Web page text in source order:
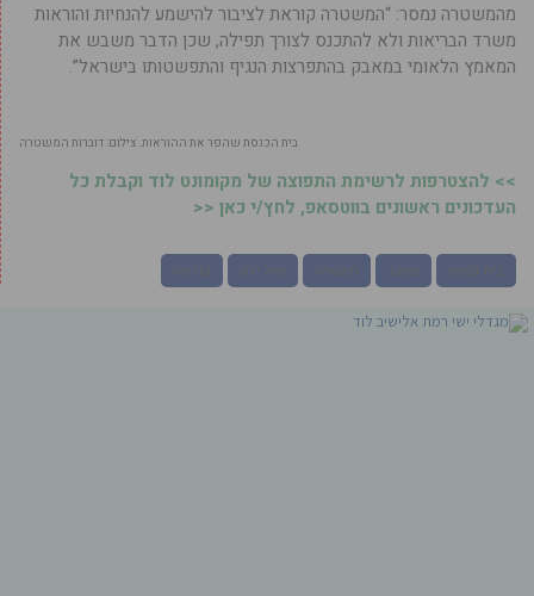
מהמשטרה נמסר: “המשטרה קוראת לציבור להישמע להנחיות והוראות
משרד הבריאות ולא להתכנס לצורך תפילה, שכן הדבר משבש את
המאמץ הלאומי במאבק בהתפרצות הנגיף והתפשטותו בישראל”.
בית הכנסת שהפר את ההוראות. צילום: דוברות המשטרה
>> להצטרפות לרשימת התפוצה של מקומונט לוד וקבלת כל
העדכונים ראשונים בווטסאפ, לחץ/י כאן <<